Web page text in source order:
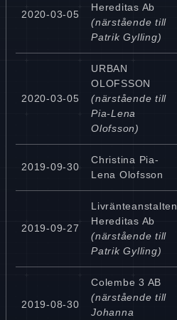
2020-03-05
Hereditas Ab
(närstående till
Patrik Gylling)
2020-03-05
URBAN
OLOFSSON
(närstående till
Pia-Lena
Olofsson)
2019-09-30
Christina Pia-
Lena Olofsson
2019-09-27
Livränteanstalten
Hereditas Ab
(närstående till
Patrik Gylling)
2019-08-30
Colembe 3 AB
(närstående till
Johanna